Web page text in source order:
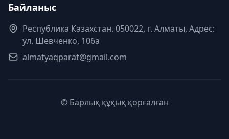
Байланыс
Республика Казахстан. 050022, г. Алматы, Адрес:
ул. Шевченко, 106а
almatyaqparat@gmail.com
© Барлық құқық қорғалған